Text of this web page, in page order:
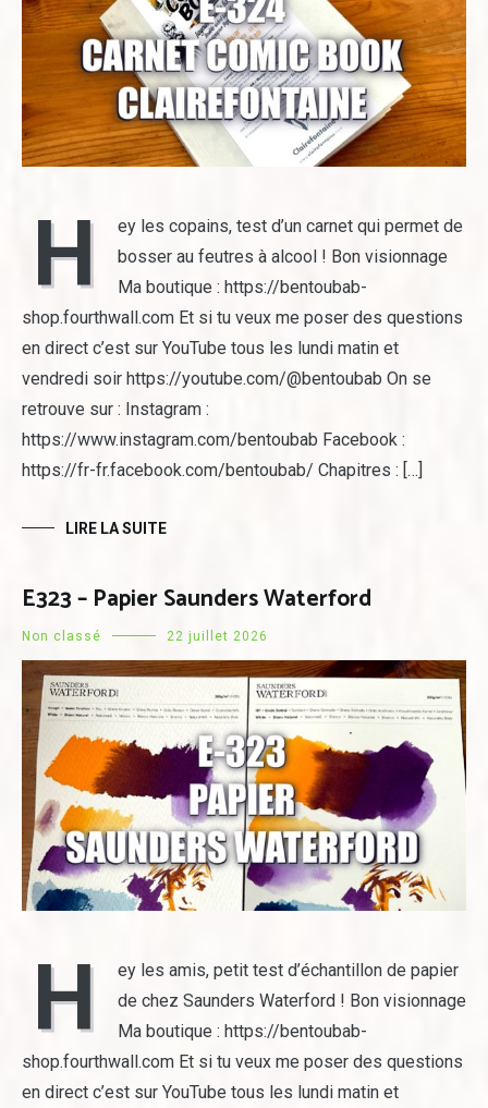
H
ey les copains, test d’un carnet qui permet de
bosser au feutres à alcool ! Bon visionnage
Ma boutique : https://bentoubab-
shop.fourthwall.com Et si tu veux me poser des questions
en direct c’est sur YouTube tous les lundi matin et
vendredi soir https://youtube.com/@bentoubab On se
retrouve sur : Instagram :
https://www.instagram.com/bentoubab Facebook :
https://fr-fr.facebook.com/bentoubab/ Chapitres : […]
LIRE LA SUITE
E323 – Papier Saunders Waterford
Non classé 22 juillet 2026
H
ey les amis, petit test d’échantillon de papier
de chez Saunders Waterford ! Bon visionnage
Ma boutique : https://bentoubab-
shop.fourthwall.com Et si tu veux me poser des questions
en direct c’est sur YouTube tous les lundi matin et